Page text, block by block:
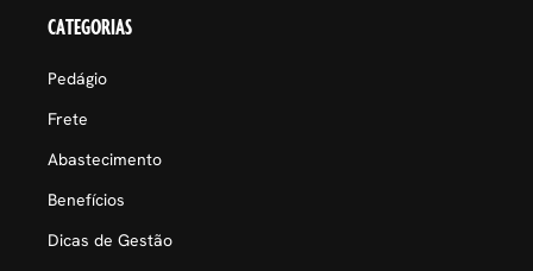
CATEGORIAS
Pedágio
Frete
Abastecimento
Benefícios
Dicas de Gestão